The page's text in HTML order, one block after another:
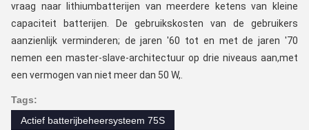
vraag naar lithiumbatterijen van meerdere ketens van kleine
capaciteit batterijen. De gebruikskosten van de gebruikers
aanzienlijk verminderen; de jaren '60 tot en met de jaren '70
nemen een master-slave-architectuur op drie niveaus aan,met
een vermogen van niet meer dan 50 W,.
Tags:
Actief batterijbeheersysteem 75S